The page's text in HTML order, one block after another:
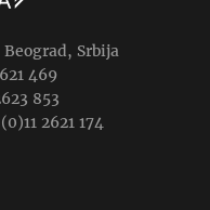
Srbija
469
853
2621 174